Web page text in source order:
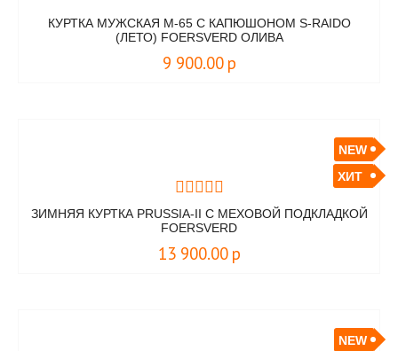
КУРТКА МУЖСКАЯ М-65 С КАПЮШОНОМ S-RAIDO
(ЛЕТО) FOERSVERD ОЛИВА
9 900.00 р
NEW
ХИТ
ЗИМНЯЯ КУРТКА PRUSSIA-II C МЕХОВОЙ ПОДКЛАДКОЙ
FOERSVERD
13 900.00 р
NEW